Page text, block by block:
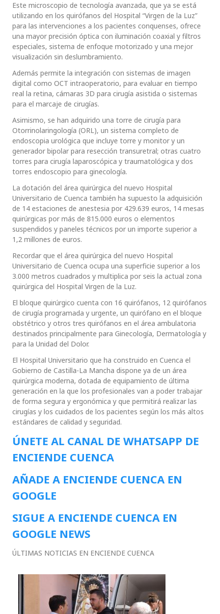
Este microscopio de tecnología avanzada, que ya se está
utilizando en los quirófanos del Hospital “Virgen de la Luz”
para las intervenciones a los pacientes conquenses, ofrece
una mayor precisión óptica con iluminación coaxial y filtros
especiales, sistema de enfoque motorizado y una mejor
visualización sin deslumbramiento.
Además permite la integración con sistemas de imagen
digital como OCT intraoperatorio, para evaluar en tiempo
real la retina, cámaras 3D para cirugía asistida o sistemas
para el marcaje de cirugías.
Asimismo, se han adquirido una torre de cirugía para
Otorrinolaringología (ORL), un sistema completo de
endoscopia urológica que incluye torre y monitor y un
generador bipolar para resección transuretral; otras cuatro
torres para cirugía laparoscópica y traumatológica y dos
torres endoscopio para ginecología.
La dotación del área quirúrgica del nuevo Hospital
Universitario de Cuenca también ha supuesto la adquisición
de 14 estaciones de anestesia por 429.639 euros, 14 mesas
quirúrgicas por más de 815.000 euros o elementos
suspendidos y paneles técnicos por un importe superior a
1,2 millones de euros.
Recordar que el área quirúrgica del nuevo Hospital
Universitario de Cuenca ocupa una superficie superior a los
3.000 metros cuadrados y multiplica por seis la actual zona
quirúrgica del Hospital Virgen de la Luz.
El bloque quirúrgico cuenta con 16 quirófanos, 12 quirófanos
de cirugía programada y urgente, un quirófano en el bloque
obstétrico y otros tres quirófanos en el área ambulatoria
destinados principalmente para Ginecología, Dermatología y
para la Unidad del Dolor.
El Hospital Universitario que ha construido en Cuenca el
Gobierno de Castilla-La Mancha dispone ya de un área
quirúrgica moderna, dotada de equipamiento de última
generación en la que los profesionales van a poder trabajar
de forma segura y ergonómica y que permitirá realizar las
cirugías y los cuidados de los pacientes según los más altos
estándares de calidad y seguridad.
ÚNETE AL CANAL DE WHATSAPP DE
ENCIENDE CUENCA
AÑADE A ENCIENDE CUENCA EN
GOOGLE
SIGUE A ENCIENDE CUENCA EN
GOOGLE NEWS
ÚLTIMAS NOTICIAS EN ENCIENDE CUENCA